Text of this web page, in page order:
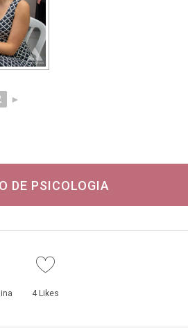
►
DE PSICOLOGIA
4Likes